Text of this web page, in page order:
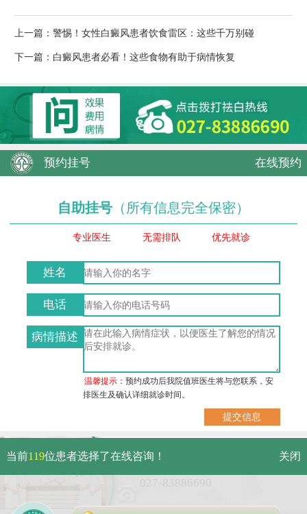
上一篇： 警惕！女性白癜风患者饮食雷区：这些千万别碰
下一篇： 白癜风患者必看！这些食物有助于病情恢复
预约挂号 在线预约
自助挂号 （所有信息完全保密）
专业医生 无需排队 优先就诊
姓名
电话
病情描述
温馨提示：预约成功后我院值班医生将与您联系，安
排医生及确认详细就诊时间。
武汉市硚口区解放大道479号
免费电话：
当前119位患者选择了在线咨询！ 关闭